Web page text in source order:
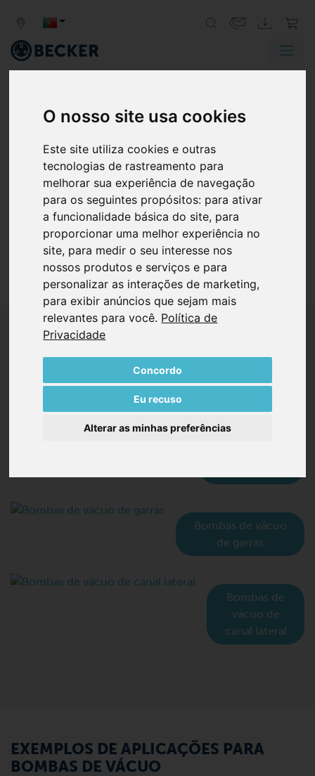
O nosso site usa cookies
Este site utiliza cookies e outras
tecnologias de rastreamento para
melhorar sua experiência de navegação
para os seguintes propósitos: para ativar
a funcionalidade básica do site, para
proporcionar uma melhor experiência no
site, para medir o seu interesse nos
nossos produtos e serviços e para
personalizar as interações de marketing,
para exibir anúncios que sejam mais
relevantes para você. Política de
Privacidade
Concordo
Eu recuso
Alterar as minhas preferências
PICK & PLACE
BOMBAS DE VÁCUO PARA UMA
MANIPULAÇÃO SEGURA
Pick & place é sinónimo de manipulação automática. As
bombas de vácuo da Becker proporcionam extratores
de vácuo fiáveis, com subpressão para uma ampla
variedade de tarefas de elevação e transporte.
Bombas de
Bombas de vácuo
de garras
Bombas de
vácuo de
canal lateral
EXEMPLOS DE APLICAÇÕES PARA
BOMBAS DE VÁCUO